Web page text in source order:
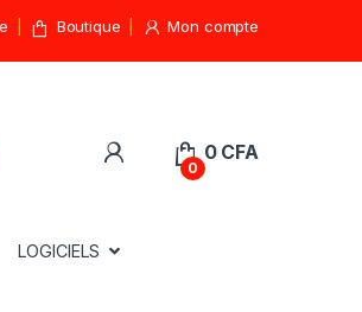
Boutique Mon compte
0
0 CFA
LOGICIELS